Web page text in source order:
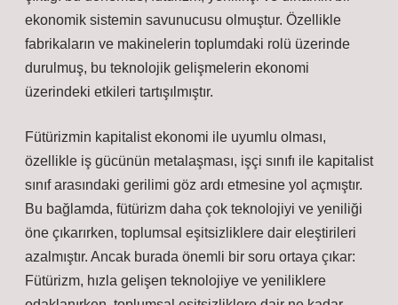
ekonomik sistemin savunucusu olmuştur. Özellikle
fabrikaların ve makinelerin toplumdaki rolü üzerinde
durulmuş, bu teknolojik gelişmelerin ekonomi
üzerindeki etkileri tartışılmıştır.
Fütürizmin kapitalist ekonomi ile uyumlu olması,
özellikle iş gücünün metalaşması, işçi sınıfı ile kapitalist
sınıf arasındaki gerilimi göz ardı etmesine yol açmıştır.
Bu bağlamda, fütürizm daha çok teknolojiyi ve yeniliği
öne çıkarırken, toplumsal eşitsizliklere dair eleştirileri
azalmıştır. Ancak burada önemli bir soru ortaya çıkar:
Fütürizm, hızla gelişen teknolojiye ve yeniliklere